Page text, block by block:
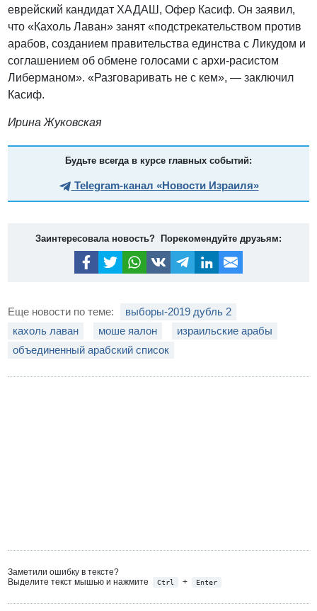
еврейский кандидат ХАДАШ, Офер Касиф. Он заявил,
что «Кахоль Лаван» занят «подстрекательством против
арабов, созданием правительства единства с Ликудом и
соглашением об обмене голосами с архи-расистом
Либерманом». «Разговаривать не с кем», — заключил
Касиф.
Ирина Жуковская
Будьте всегда в курсе главных событий:
Telegram-канал «Новости Израиля»
Заинтересовала новость? Порекомендуйте друзьям:
Еще новости по теме:
выборы-2019 дубль 2
кахоль лаван
моше яалон
израильские арабы
объединенный арабский список
Заметили ошибку в тексте?
Выделите текст мышью и нажмите
Ctrl + Enter